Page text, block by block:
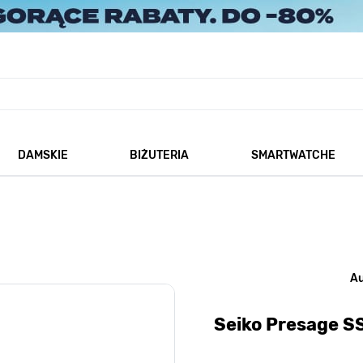
DAMSKIE
BIŻUTERIA
SMARTWATCHE
Seiko Presage